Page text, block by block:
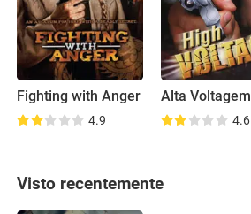
Fighting with Anger
4.9
Alta Voltagem
4.6
Visto recentemente